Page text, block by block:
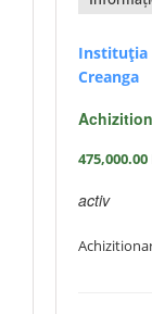
Instituția
Creanga
475,000.00
activ